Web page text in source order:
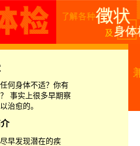
何身体不适？你有
事实上很多早期察
治愈的。
早发现潜在的疾